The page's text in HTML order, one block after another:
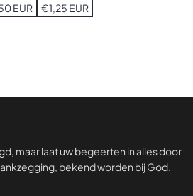
EUR €1,25 EUR
maar laat uw begeerten in alles door
bekend worden bij God.